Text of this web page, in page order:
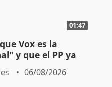
01:47
Vox es la
y que el PP ya
06/08/2026